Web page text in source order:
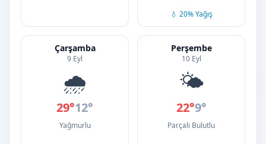
💧 20% Yağış
Çarşamba
9 Eyl
🌧️
29°12°
Yağmurlu
Perşembe
10 Eyl
🌤️
22°9°
Parçalı Bulutlu